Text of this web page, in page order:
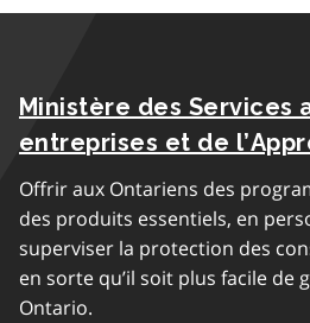
Ministère des Services
entreprises et de
Offrir aux Ontariens des
des produits essentiels, en
superviser la protection des
en sorte qu’il soit plus facile de
Ontario.